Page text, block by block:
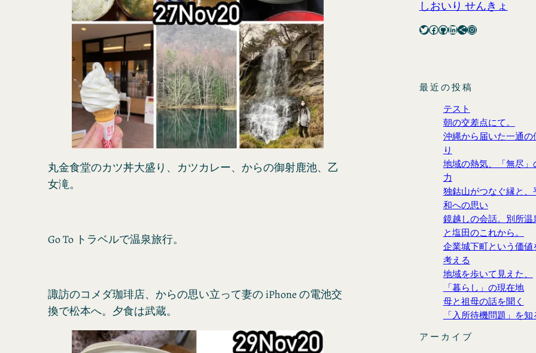
丸金食堂のカツ丼大盛り、カツカレー、からの御射鹿池、乙
女滝。
Go To トラベルで温泉旅行。
諏訪のコメダ珈琲店、からの思い立って妻の iPhone の電池交
換で松本へ。夕食は武蔵。
しおいり せんきょ
Twitter Facebook GitHub LinkedIn Share Icon Instagram
最近の投稿
テスト
朝の交差点にて。
沖縄から届いた一通の
り
地域の熱気、「無尽」
力
独鈷山がつなぐ縁と、
和への思い
鏡越しの会話。別所温
と塩田のこれから。
企業城下町という価値
考える
地域を歩いて見えた、
「暮らし」の現在地
母と祖母の話を聞く
「入所待機問題」を知
アーカイブ